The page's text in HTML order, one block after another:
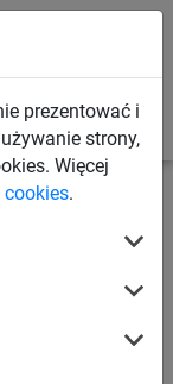
prezentować i
strony,
Więcej
.
z